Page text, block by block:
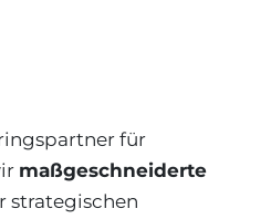
für
maßgeschneiderte
strategischen